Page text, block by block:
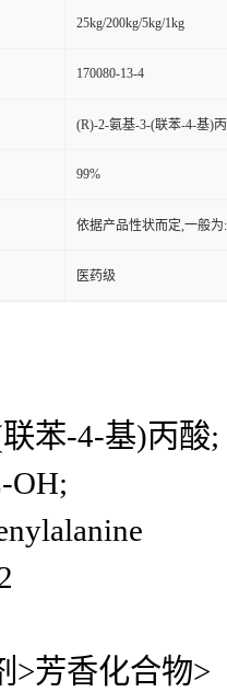
25kg/200kg/5kg/1kg
170080-13-4
(R)-2-氨基-3-(联苯-4-基)
99%
依据产品性状而定,一般
医药级
苯-4-基)丙酸
OH;
>芳香化合物>